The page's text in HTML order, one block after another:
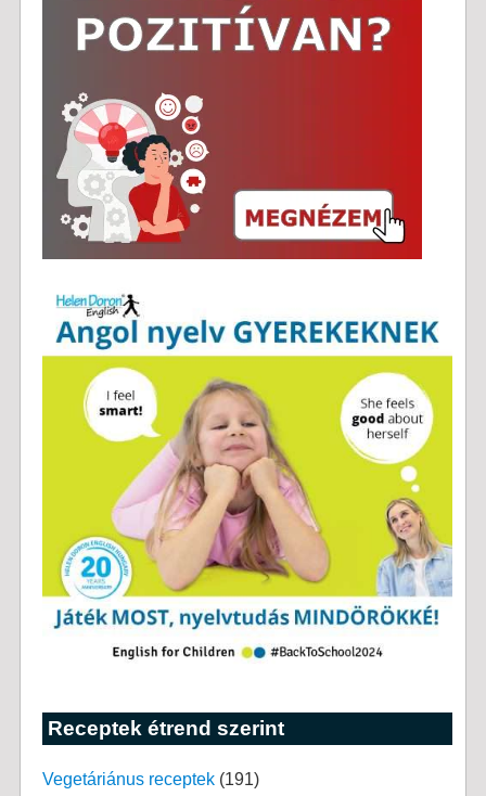
Receptek étrend szerint
Vegetáriánus receptek(191)